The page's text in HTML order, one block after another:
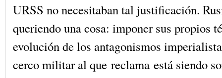
URSS no necesitaban tal justificación.
queriendo una cosa: imponer sus propios
evolución de los antagonismos
cerco militar al que reclama está siendo